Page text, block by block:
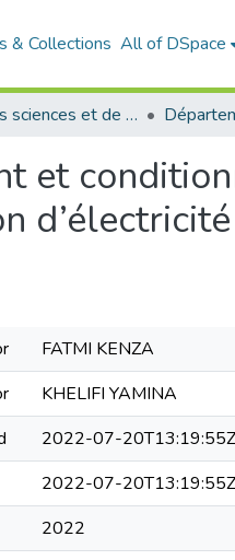
& Collections All of DSpace
Faculté des sciences et de la technologie
et
FATMI KENZA
KHELIFI YAMINA
2022-07-20T13:19:55Z
2022-07-20T13:19:55Z
2022